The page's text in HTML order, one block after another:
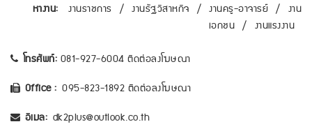
หางาน:
งานราชการ / งานรัฐวิสาหกิจ / งานครู-อาจารย์ / งาน
เอกชน / งานแรงงาน
โทรศัพท์: 081-927-6004 ติดต่อลงโฆษณา
Office : 095-823-1892 ติดต่อลงโฆษณา
อีเมล: dk2plus@outlook.co.th